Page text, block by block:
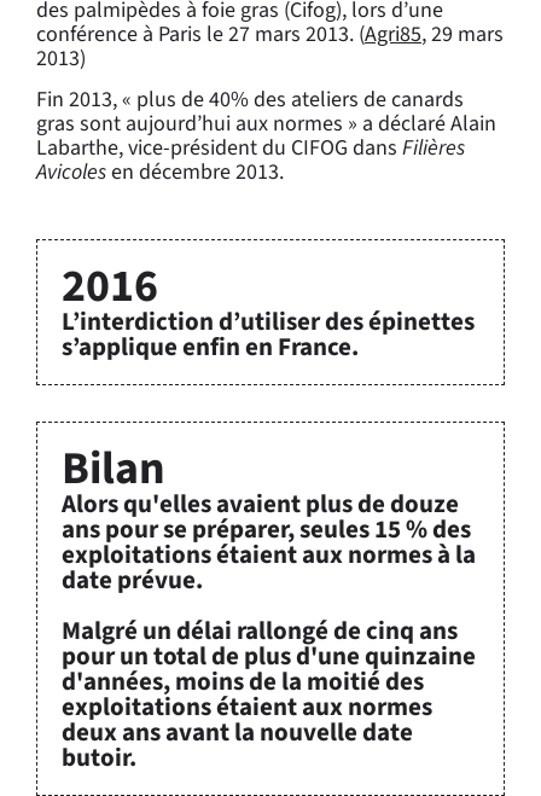
des palmipèdes à foie gras (Cifog), lors d’une
conférence à Paris le 27 mars 2013. (Agri85, 29 mars
2013)
Fin 2013, « plus de 40% des ateliers de canards
gras sont aujourd’hui aux normes » a déclaré Alain
Labarthe, vice-président du CIFOG dans Filières
Avicolesen décembre 2013.
2016
L’interdiction d’utiliser des épinettes
s’applique enfin en France.
Bilan
Alors qu'elles avaient plus de douze
ans pour se préparer, seules 15 % des
exploitations étaient aux normes à la
date prévue.
Malgré un délai rallongé de cinq ans
pour un total de plus d'une quinzaine
d'années, moins de la moitié des
exploitations étaient aux normes
deux ans avant la nouvelle date
butoir.